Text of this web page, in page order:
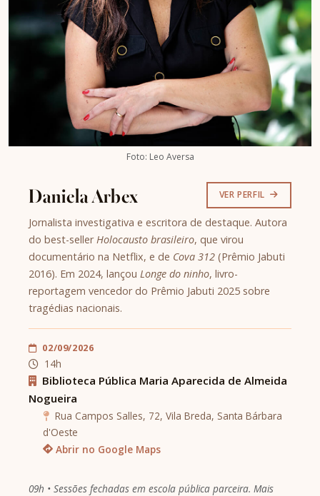
Foto: Leo Aversa
Daniela Arbex VER PERFIL
Jornalista investigativa e escritora de destaque. Autora
do best-seller Holocausto brasileiro, que virou
documentário na Netflix, e de Cova 312 (Prêmio Jabuti
2016). Em 2024, lançou Longe do ninho, livro-
reportagem vencedor do Prêmio Jabuti 2025 sobre
tragédias nacionais.
02/09/2026
14h
Biblioteca Pública Maria Aparecida de Almeida
Nogueira
Rua Campos Salles, 72, Vila Breda, Santa Bárbara
d'Oeste
Abrir no Google Maps
09h • Sessões fechadas em escola pública parceira. Mais